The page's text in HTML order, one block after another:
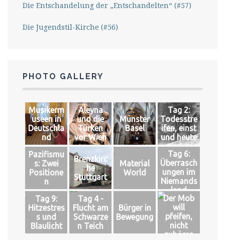
Die Entschandelung der „Entschandelten“ (#57)
Die Jugendstil-Kirche (#56)
PHOTO GALLERY
Musikerm
useen in
Deutschla
nd
Aleyna
und die
Türken
vor Wien
Münster
Basel
Tag 2:
Todesstre
ifen, einst
und heute
Pazifismu
s: Zwei
Positione
n
Brenzkirc
he
Stuttgart
Material
World
Tag 6:
Überrasch
ungen im
Niemands
land
Tag 9:
Hitzestres
s und
Blaulicht
Tag 4 -
Flucht am
Schwarze
n Teich
Bürger in
Bewegung
Der Mob
will
pfeifen,
nicht
zuhören